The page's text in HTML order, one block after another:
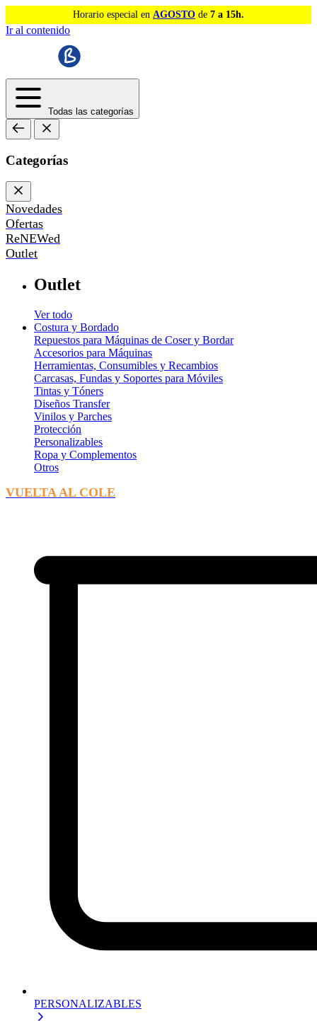
Horario especial en AGOSTO de 7 a 15h.
Ir al contenido
Todas las categorías
Categorías
Novedades
Ofertas
ReNEWed
Outlet
Outlet
Ver todo
Costura y Bordado
Repuestos para Máquinas de Coser y Bordar
Accesorios para Máquinas
Herramientas, Consumibles y Recambios
Carcasas, Fundas y Soportes para Móviles
Tintas y Tóners
Diseños Transfer
Vinilos y Parches
Protección
Personalizables
Ropa y Complementos
Otros
VUELTA AL COLE
PERSONALIZABLES